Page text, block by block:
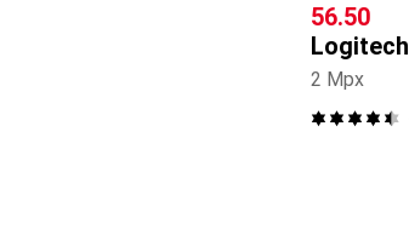
CHF
56.50
Logitech
2 Mpx